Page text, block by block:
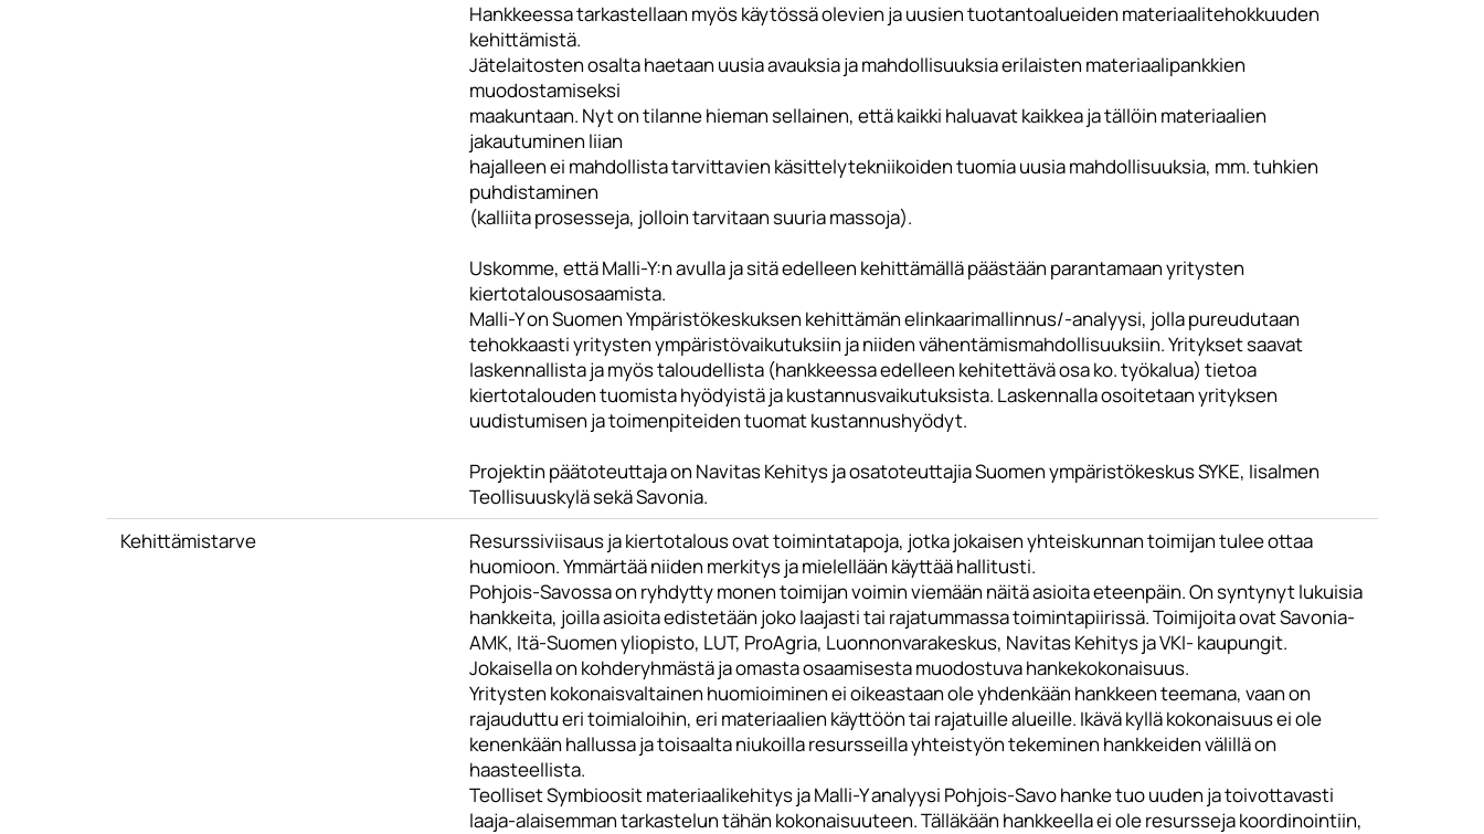
Hankkeessa tarkastellaan myös käytössä olevien ja uusien tuotantoalueiden materiaalitehokkuuden
kehittämistä.
Jätelaitosten osalta haetaan uusia avauksia ja mahdollisuuksia erilaisten materiaalipankkien
muodostamiseksi
maakuntaan. Nyt on tilanne hieman sellainen, että kaikki haluavat kaikkea ja tällöin materiaalien
jakautuminen liian
hajalleen ei mahdollista tarvittavien käsittelytekniikoiden tuomia uusia mahdollisuuksia, mm. tuhkien
puhdistaminen
(kalliita prosesseja, jolloin tarvitaan suuria massoja).
Uskomme, että Malli-Y:n avulla ja sitä edelleen kehittämällä päästään parantamaan yritysten
kiertotalousosaamista.
Malli-Y on Suomen Ympäristökeskuksen kehittämän elinkaarimallinnus/-analyysi, jolla pureudutaan
tehokkaasti yritysten ympäristövaikutuksiin ja niiden vähentämismahdollisuuksiin. Yritykset saavat
laskennallista ja myös taloudellista (hankkeessa edelleen kehitettävä osa ko. työkalua) tietoa
kiertotalouden tuomista hyödyistä ja kustannusvaikutuksista. Laskennalla osoitetaan yrityksen
uudistumisen ja toimenpiteiden tuomat kustannushyödyt.
Projektin päätoteuttaja on Navitas Kehitys ja osatoteuttajia Suomen ympäristökeskus SYKE, Iisalmen
Teollisuuskylä sekä Savonia.
Kehittämistarve
Resurssiviisaus ja kiertotalous ovat toimintatapoja, jotka jokaisen yhteiskunnan toimijan tulee ottaa
huomioon. Ymmärtää niiden merkitys ja mielellään käyttää hallitusti.
Pohjois-Savossa on ryhdytty monen toimijan voimin viemään näitä asioita eteenpäin. On syntynyt lukuisia
hankkeita, joilla asioita edistetään joko laajasti tai rajatummassa toimintapiirissä. Toimijoita ovat Savonia-
AMK, Itä-Suomen yliopisto, LUT, ProAgria, Luonnonvarakeskus, Navitas Kehitys ja VKI- kaupungit.
Jokaisella on kohderyhmästä ja omasta osaamisesta muodostuva hankekokonaisuus.
Yritysten kokonaisvaltainen huomioiminen ei oikeastaan ole yhdenkään hankkeen teemana, vaan on
rajauduttu eri toimialoihin, eri materiaalien käyttöön tai rajatuille alueille. Ikävä kyllä kokonaisuus ei ole
kenenkään hallussa ja toisaalta niukoilla resursseilla yhteistyön tekeminen hankkeiden välillä on
haasteellista.
Teolliset Symbioosit materiaalikehitys ja Malli-Y analyysi Pohjois-Savo hanke tuo uuden ja toivottavasti
laaja-alaisemman tarkastelun tähän kokonaisuuteen. Tälläkään hankkeella ei ole resursseja koordinointiin,